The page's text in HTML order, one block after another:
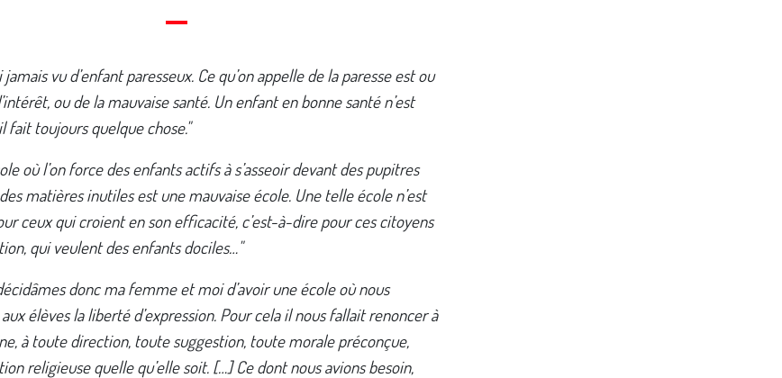
jamais vu d’enfant paresseux. Ce qu’on appelle de la paresse est ou
ou de la mauvaise santé. Un enfant en bonne santé n’est
fait toujours quelque chose."
où l’on force des enfants actifs à s’asseoir devant des pupitres
matières inutiles est une mauvaise école. Une telle école n’est
ceux qui croient en son efficacité, c’est-à-dire pour ces citoyens
qui veulent des enfants dociles…"
donc ma femme et moi d’avoir une école où nous
élèves la liberté d’expression. Pour cela il nous fallait renoncer à
à toute direction, toute suggestion, toute morale préconçue,
religieuse quelle qu’elle soit. […] Ce dont nous avions besoin,